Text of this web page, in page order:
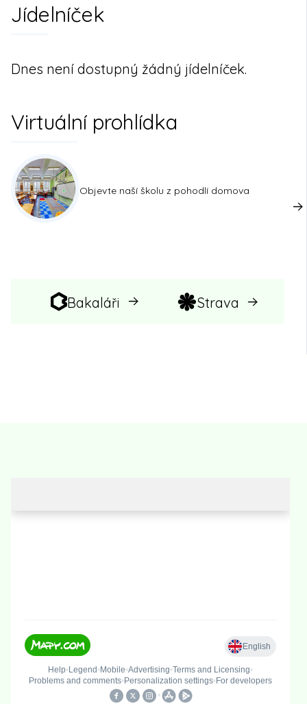
Jídelníček
Dnes není dostupný žádný jídelníček.
Virtuální prohlídka
Objevte naší školu z pohodlí domova
Bakaláři Strava